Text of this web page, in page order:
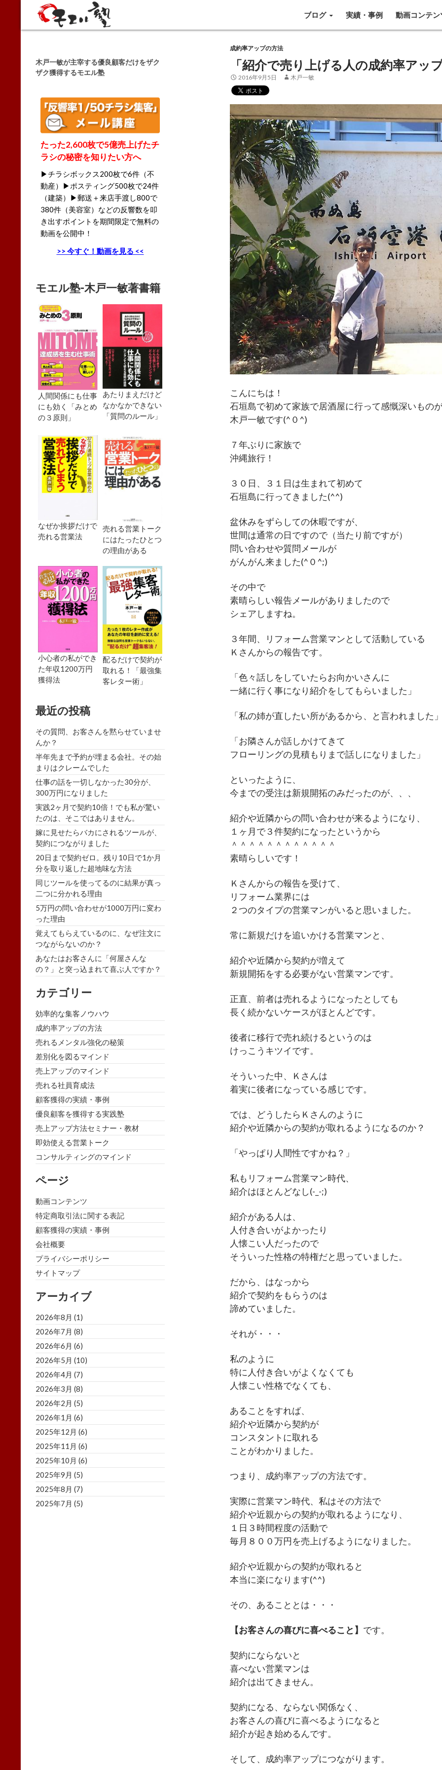
Search
ブログ
実績・事例 動画コンテン
成約率アップの方法
「紹介で売り上げる人の成約率アッ
2016年9月5日 木戸一敏
こんにちは！
石垣島で初めて家族で居酒屋に行って感慨深いもの
木戸一敏です(^０^)
７年ぶりに家族で
沖縄旅行！
３０日、３１日は生まれて初めて
石垣島に行ってきました(^^)
盆休みをずらしての休暇ですが、
世間は通常の日ですので（当たり前ですが）
問い合わせや質問メールが
がんがん来ました(^０^;)
その中で
素晴らしい報告メールがありましたので
シェアしますね。
３年間、リフォーム営業マンとして活動している
Ｋさんからの報告です。
「色々話しをしていたらお向かいさんに
一緒に行く事になり紹介をしてもらいました」
「私の姉が直したい所があるから、と言われました
「お隣さんが話しかけてきて
フローリングの見積もりまで話しになりました」
といったように、
今までの受注は新規開拓のみだったのが、、、
紹介や近隣からの問い合わせが来るようになり、
１ヶ月で３件契約になったというから
＾＾＾＾＾＾＾＾＾＾＾＾
素晴らしいです！
Ｋさんからの報告を受けて、
リフォーム業界には
２つのタイプの営業マンがいると思いました。
常に新規だけを追いかける営業マンと、
紹介や近隣から契約が増えて
新規開拓をする必要がない営業マンです。
正直、前者は売れるようになったとしても
長く続かないケースがほとんどです。
後者に移行で売れ続けるというのは
けっこうキツイです。
そういった中、Ｋさんは
着実に後者になっている感じです。
では、どうしたらＫさんのように
紹介や近隣からの契約が取れるようになるのか？
「やっぱり人間性ですかね？」
私もリフォーム営業マン時代、
紹介はほとんどなし(-_-;)
紹介がある人は、
人付き合いがよかったり
人懐こい人だったので
そういった性格の特権だと思っていました。
だから、はなっから
紹介で契約をもらうのは
諦めていました。
それが・・・
私のように
特に人付き合いがよくなくても
人懐こい性格でなくても、
あることをすれば、
紹介や近隣から契約が
コンスタントに取れる
ことがわかりました。
つまり、成約率アップの方法です。
実際に営業マン時代、私はその方法で
紹介や近親からの契約が取れるようになり、
１日３時間程度の活動で
毎月８００万円を売上げるようになりました。
紹介や近親からの契約が取れると
本当に楽になります(^^)
その、あることとは・・・
【お客さんの喜びに喜べること】 です。
契約にならないと
喜べない営業マンは
紹介は出てきません。
契約になる、ならない関係なく、
お客さんの喜びに喜べるようになると
紹介が起き始めるんです。
そして、成約率アップにつながります。
木戸一敏が主宰する優良顧客だけをザク
ザク獲得するモエル塾
たった2,600枚で5億売上げたチ
ラシの秘密を知りたい方へ
▶チラシボックス200枚で6件（不
動産）▶ポスティング500枚で24件
（建築）▶郵送＋来店手渡し800で
380件（美容室）などの反響数を叩
き出すポイントを期間限定で無料の
動画を公開中！
>> 今すぐ！動画を見る <<
モエル塾-木戸一敏著書籍
人間関係にも仕事
にも効く「みとめ
の３原則」
あたりまえだけど
なかなかできない
「質問のルール」
なぜか挨拶だけで
売れる営業法
売れる営業トーク
にはたったひとつ
の理由がある
小心者の私ができ
た年収1200万円
獲得法
配るだけで契約が
取れる！「最強集
客レター術」
最近の投稿
その質問、お客さんを黙らせていませ
んか？
半年先まで予約が埋まる会社。その始
まりはクレームでした
仕事の話を一切しなかった30分が、
300万円になりました
実践2ヶ月で契約10倍！でも私が驚い
たのは、そこではありません。
嫁に見せたらバカにされるツールが、
契約につながりました
20日まで契約ゼロ。残り10日で1か月
分を取り返した超地味な方法
同じツールを使ってるのに結果が真っ
二つに分かれる理由
5万円の問い合わせが1000万円に変わ
った理由
覚えてもらえているのに、なぜ注文に
つながらないのか？
あなたはお客さんに「何屋さんな
の？」と突っ込まれて喜ぶ人ですか？
カテゴリー
効率的な集客ノウハウ
成約率アップの方法
売れるメンタル強化の秘策
差別化を図るマインド
売上アップのマインド
売れる社員育成法
顧客獲得の実績・事例
優良顧客を獲得する実践塾
売上アップ方法セミナー・教材
即効使える営業トーク
コンサルティングのマインド
ページ
動画コンテンツ
特定商取引法に関する表記
顧客獲得の実績・事例
会社概要
プライバシーポリシー
サイトマップ
アーカイブ
2026年8月 (1)
2026年7月 (8)
2026年6月 (6)
2026年5月 (10)
2026年4月 (7)
2026年3月 (8)
2026年2月 (5)
2026年1月 (6)
2025年12月 (6)
2025年11月 (6)
2025年10月 (6)
2025年9月 (5)
2025年8月 (7)
2025年7月 (5)